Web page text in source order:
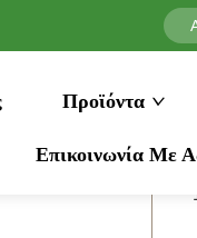
Προϊόντα
Επικοινωνία Με